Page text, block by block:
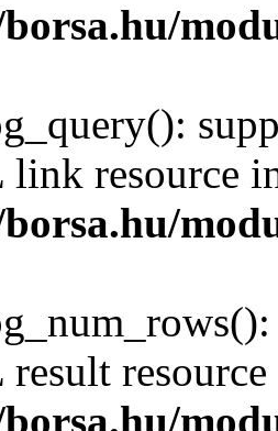
link resource
result